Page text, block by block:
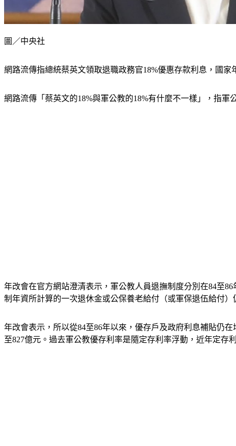
圖／中央社
網路流傳指總統蔡英文領取退職政務官18%優惠存款利息，國
網路流傳「蔡英文的18%與軍公教的18%有什麼不一樣」，指軍
年改會在官方網站澄清表示，軍公教人員退撫制度分別在84至
制年資所計算的一次退休金或公保養老給付（或軍保退伍給付）
年改會表示，所以從84至86年以來，優存戶及政府利息補貼仍
至827億元。過去軍公教優存利率是隨定存利率浮動，近年定存